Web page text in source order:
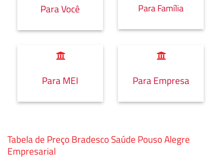
Para Você Para Família
Para MEI Para Empresa
Tabela de Preço Bradesco Saúde Pouso Alegre
Empresarial